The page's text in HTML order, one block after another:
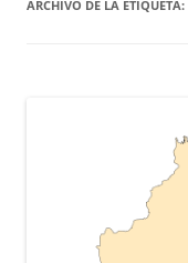
ARCHIVO DE LA ETIQUETA: